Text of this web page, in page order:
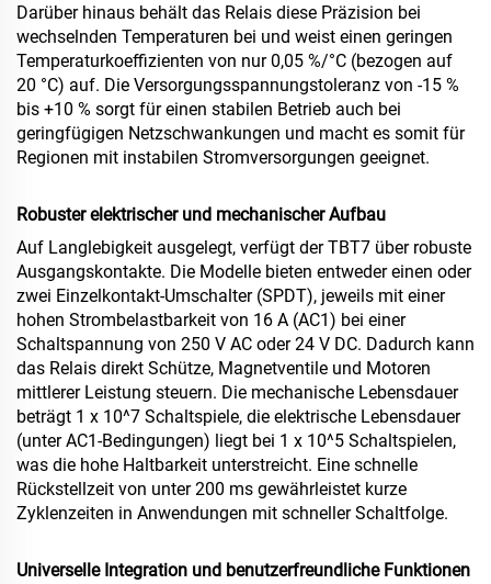
Darüber hinaus behält das Relais diese Präzision bei
wechselnden Temperaturen bei und weist einen geringen
Temperaturkoeffizienten von nur 0,05 %/°C (bezogen auf
20 °C) auf. Die Versorgungsspannungstoleranz von -15 %
bis +10 % sorgt für einen stabilen Betrieb auch bei
geringfügigen Netzschwankungen und macht es somit für
Regionen mit instabilen Stromversorgungen geeignet.
Robuster elektrischer und mechanischer Aufbau
Auf Langlebigkeit ausgelegt, verfügt der TBT7 über robuste
Ausgangskontakte. Die Modelle bieten entweder einen oder
zwei Einzelkontakt-Umschalter (SPDT), jeweils mit einer
hohen Strombelastbarkeit von 16 A (AC1) bei einer
Schaltspannung von 250 V AC oder 24 V DC. Dadurch kann
das Relais direkt Schütze, Magnetventile und Motoren
mittlerer Leistung steuern. Die mechanische Lebensdauer
beträgt 1 x 10^7 Schaltspiele, die elektrische Lebensdauer
(unter AC1-Bedingungen) liegt bei 1 x 10^5 Schaltspielen,
was die hohe Haltbarkeit unterstreicht. Eine schnelle
Rückstellzeit von unter 200 ms gewährleistet kurze
Zyklenzeiten in Anwendungen mit schneller Schaltfolge.
Universelle Integration und benutzerfreundliche Funktionen